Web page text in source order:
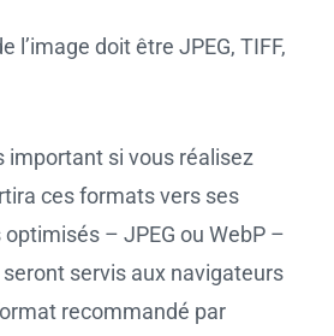
l’image doit être JPEG, TIFF,
important si vous réalisez
ces formats vers ses
– JPEG ou WebP –
seront servis aux navigateurs
recommandé par